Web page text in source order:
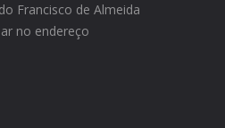
Francisco de Almeida
no endereço